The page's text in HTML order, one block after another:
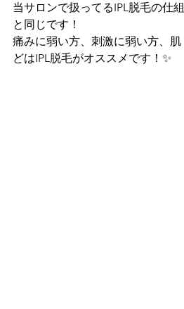
当サロンで扱ってるIPL脱毛の仕
と同じです！
痛みに弱い方、刺激に弱い方、
どはIPL脱毛がオススメです！✨